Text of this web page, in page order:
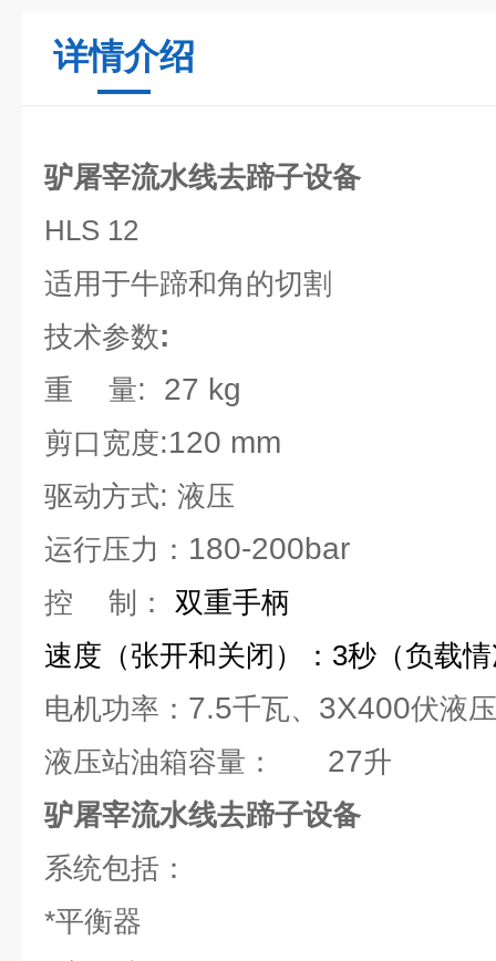
详情介绍
驴屠宰流水线去蹄子设备​
HLS 12
适用于牛蹄和角的切割
技术参数:
重 量: 27 kg
剪口宽度:120 mm
驱动方式: 液压
运行压力： 180-200bar
控 制：
双重手柄
速度（张开和关闭）： 3秒（负载
电机功率： 7.5千瓦、 3X400伏液
液压站油箱容量：
27升
驴屠宰流水线去蹄子设备​
系统包括 ：
*平衡器